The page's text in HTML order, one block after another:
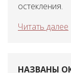
остекления.
Читать далее
НАЗВАНЫ